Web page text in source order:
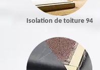
Isolation de toiture 94